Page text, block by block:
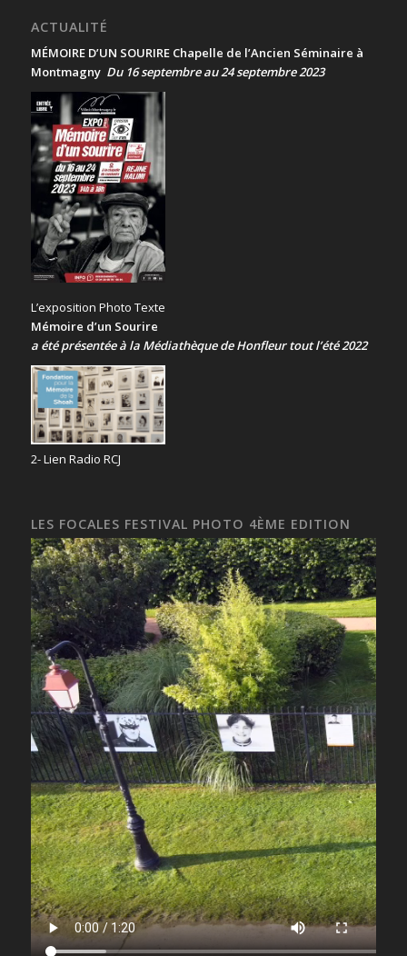
ACTUALITÉ
MÉMOIRE D’UN SOURIRE Chapelle de l’Ancien Séminaire à
Montmagny Du 16 septembre au 24 septembre 2023
L’exposition Photo Texte
Mémoire d’un Sourire
a été présentéeà la Médiathèque de Honfleur tout l’été 2022
2- Lien Radio RCJ
LES FOCALES FESTIVAL PHOTO 4ÈME EDITION